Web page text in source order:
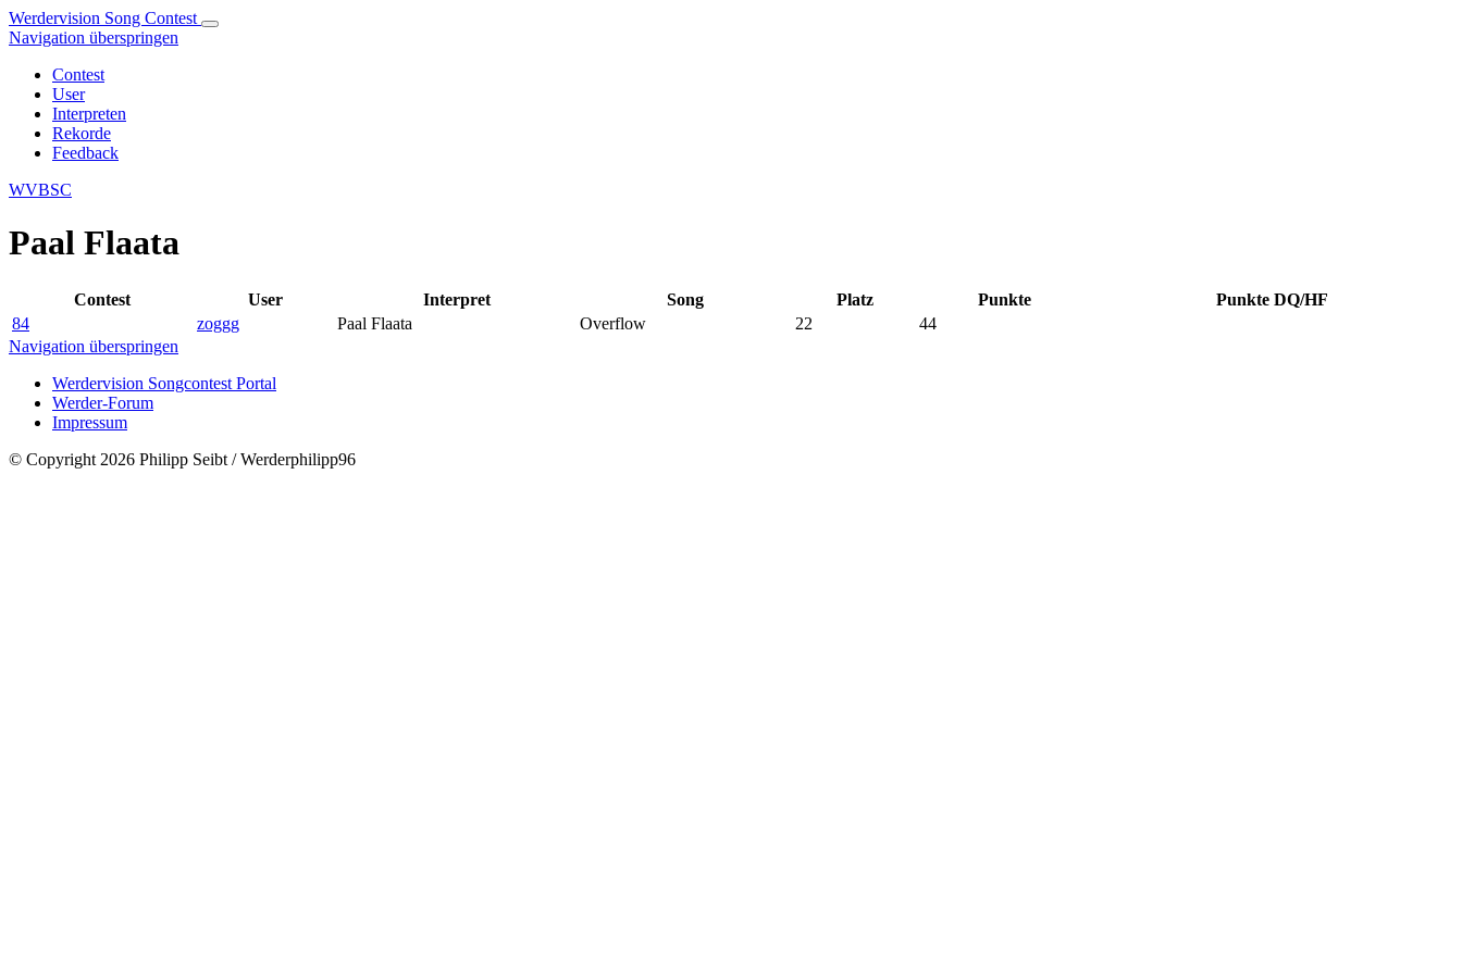
Werdervision Song Contest
Navigation überspringen
Contest
User
Interpreten
Rekorde
Feedback
WVBSC
Paal Flaata
Contest User Interpret Song Platz Punkte
Punkte DQ/HF
84
zoggg Paal Flaata Overflow 22
44
Navigation überspringen
Werdervision Songcontest Portal
Werder-Forum
Impressum
© Copyright 2026 Philipp Seibt / Werderphilipp96